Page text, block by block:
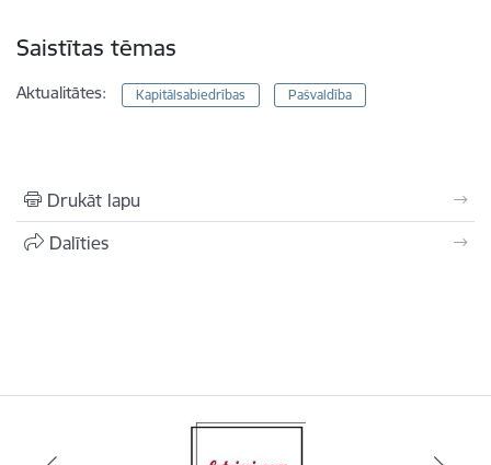
Saistītas tēmas
Aktualitātes: Kapitālsabiedrības Pašvaldība
Drukāt lapu
Dalīties